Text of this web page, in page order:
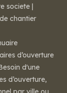
societe |
chantier
d’ouverture
d'une
d’ouverture,